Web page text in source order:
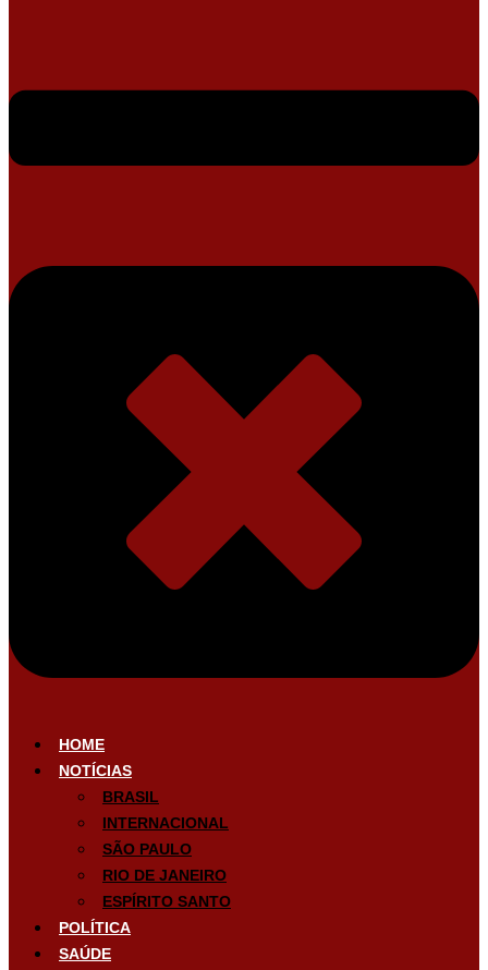
HOME
NOTÍCIAS
BRASIL
INTERNACIONAL
SÃO PAULO
RIO DE JANEIRO
ESPÍRITO SANTO
POLÍTICA
SAÚDE